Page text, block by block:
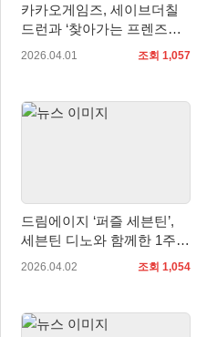
카카오게임즈, 세이브더칠
드런과 ‘찾아가는 프렌즈게
임 랜드’ 운영 후원 협약 체
2026.04.01 조회 1,057
드림에이지 ‘퍼즐 세븐틴’,
세븐틴 디노와 함께한 1주년
라이브 방송 성황리에 종료
2026.04.02 조회 1,054